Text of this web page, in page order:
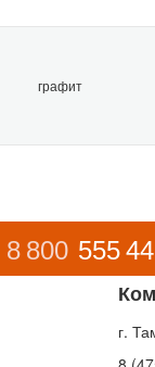
графит
8 800 555
г.